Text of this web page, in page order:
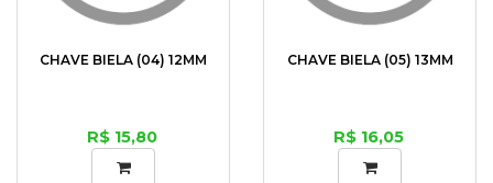
CHAVE BIELA (04) 12MM
R$ 15,80
CHAVE BIELA (05) 13MM
R$ 16,05